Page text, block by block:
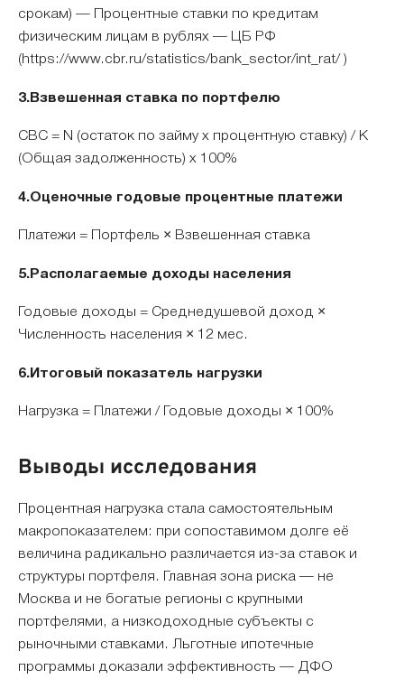
срокам) — Процентные ставки по кредитам
физическим лицам в рублях — ЦБ РФ
(https://www.cbr.ru/statistics/bank_sector/int_rat/ )
3.Взвешенная ставка по портфелю
СВС = N (остаток по займу x процентную ставку) / K
(Общая задолженность) x 100%
4.Оценочные годовые процентные платежи
Платежи = Портфель × Взвешенная ставка
5.Располагаемые доходы населения
Годовые доходы = Среднедушевой доход ×
Численность населения × 12 мес.
6.Итоговый показатель нагрузки
Нагрузка = Платежи / Годовые доходы × 100%
Выводы исследования
Процентная нагрузка стала самостоятельным
макропоказателем: при сопоставимом долге её
величина радикально различается из-за ставок и
структуры портфеля. Главная зона риска — не
Москва и не богатые регионы с крупными
портфелями, а низкодоходные субъекты с
рыночными ставками. Льготные ипотечные
программы доказали эффективность — ДФО